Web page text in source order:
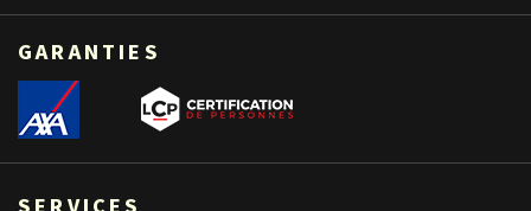
GARANTIES
SERVICES